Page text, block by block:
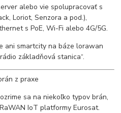
alebo vie spolupracovať s
Loriot, Senzora a pod.),
s PoE, Wi-Fi alebo 4G/5G.
ani smartcity na báze lorawan
základňová stanica“.
z praxe
sa na niekoľko typov brán,
IoT platformy Eurosat.